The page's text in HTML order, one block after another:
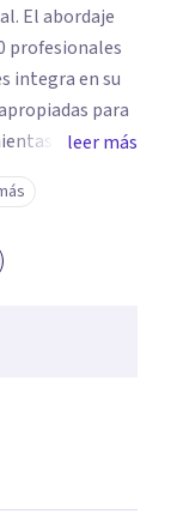
profesionales
integra en su
para
y técnicas
énfasis en la
que trae a la
para
leer más